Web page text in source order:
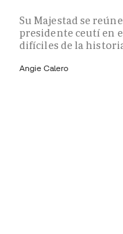
Su Majestad se
presidente ceutí en
difíciles de la
Angie Calero